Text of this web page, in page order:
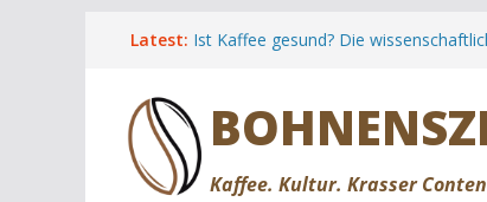
Latest: Ist Kaffee gesund? Die
Sommers
Kaffee Unverträglichkeiten: Ursachen,
wirklich hilft
Die besten Kaffeeregionen für
Kaffee. Kultur. Krasser